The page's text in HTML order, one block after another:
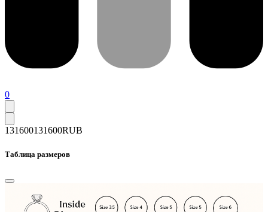
0
131600131600RUB
Таблица размеров